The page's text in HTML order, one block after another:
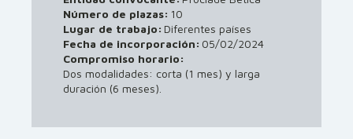
Número de plazas: 10
Lugar de trabajo: Diferentes países
Fecha de incorporación: 05/02/2024
Compromiso horario:
Dos modalidades: corta (1 mes) y larga
duración (6 meses).